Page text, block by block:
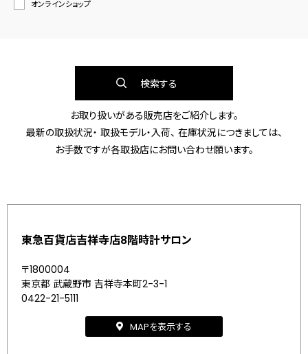
オンラインショップ
検索する
お取り扱いがある販売店をご紹介します。
最新の取扱状況・ 取扱モデル・入荷、 在庫状況につきましては、
お手数ですが各取扱店にお問い合わせ願います。
東急百貨店吉祥寺店8階時計サロン
〒1800004
東京都 武蔵野市 吉祥寺本町2-3-1
0422-21-5111
MAPを表示する